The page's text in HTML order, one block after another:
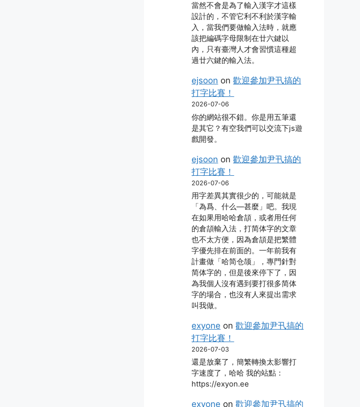
當然不會是為了輸入漢字才這樣
設計的，不管它利不利於漢字輸
入，當我們要做輸入法時，就應
該把編碼字母限制在廿六鍵以
內，只有臺灣人才會習慣這種超
過廿六鍵的輸入法。
ejsoon on歡迎參加尹卂搞的
打字比賽！
2026-07-06
你的網站很不錯。你是用五筆還
是其它？有空我們可以交流下js遊
戲開發。
ejsoon on歡迎參加尹卂搞的
打字比賽！
2026-07-06
用字差異其實很少的，可能就是
「為爲、什么―甚麼」吧。我現
在如果用哈哈倉頡，或者用任何
的倉頡輸入法，打简体字的文章
也不太方便，因為倉頡是把繁體
字優先排在前面的。一年前我有
計畫做「哈简仓颉」，專門針對
简体字的，但是後來停下了，因
為我個人沒有遇到要打很多简体
字的場合，也沒有人來提出需求
叫我做。
exyone on歡迎參加尹卂搞的
打字比賽！
2026-07-03
還是放棄了，簡繁轉換太影響打
字速度了，哈哈 我的站點：
https://exyon.ee
exyone on歡迎參加尹卂搞的